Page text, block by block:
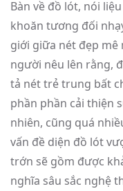
Bàn về đồ lót, nói
khoăn tương đối
giới giữa nét đẹp mê
người nêu lên rằng,
tả nét trẻ trung bất
phần phần cải thiện
nhiên, cũng quá
vấn đề diện đồ lót
trớn sẽ gồm được
nghĩa sâu sắc nghệ